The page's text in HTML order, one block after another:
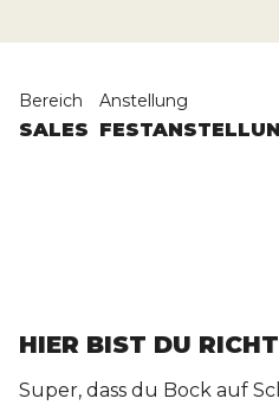
Bereich
SALES
Anstellung
HIER BIST DU
Super, dass du Bock auf